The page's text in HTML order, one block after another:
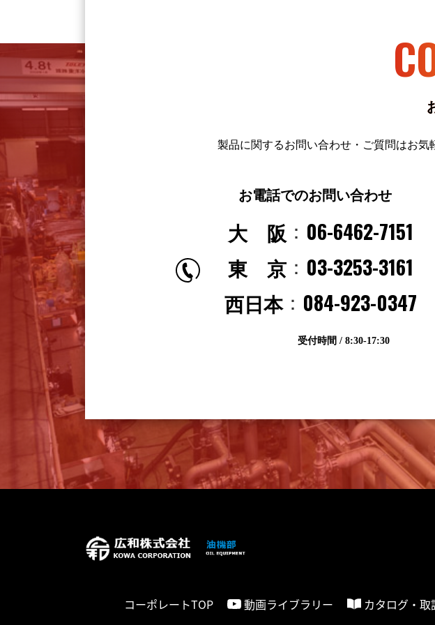
製品に関するお問い合わせ・ご質問はお気
お電話でのお問い合わせ
大 阪 06-6462-7151
東 京 03-3253-3161
西日本 084-923-0347
受付時間 / 8:30-17:30
コーポレートTOP 動画ライブラリー カタログ・取